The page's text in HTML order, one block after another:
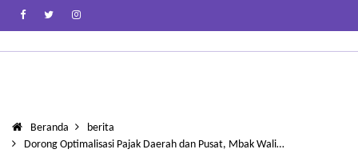
Beranda
berita
Dorong Optimalisasi Pajak Daerah dan Pusat, Mbak Wali…